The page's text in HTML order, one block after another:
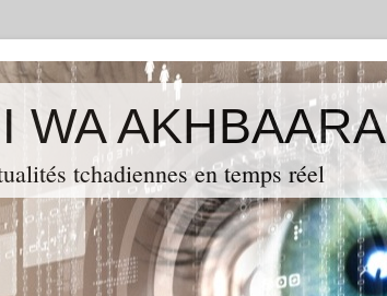
WA AKHBAARA
tchadiennes en temps réel